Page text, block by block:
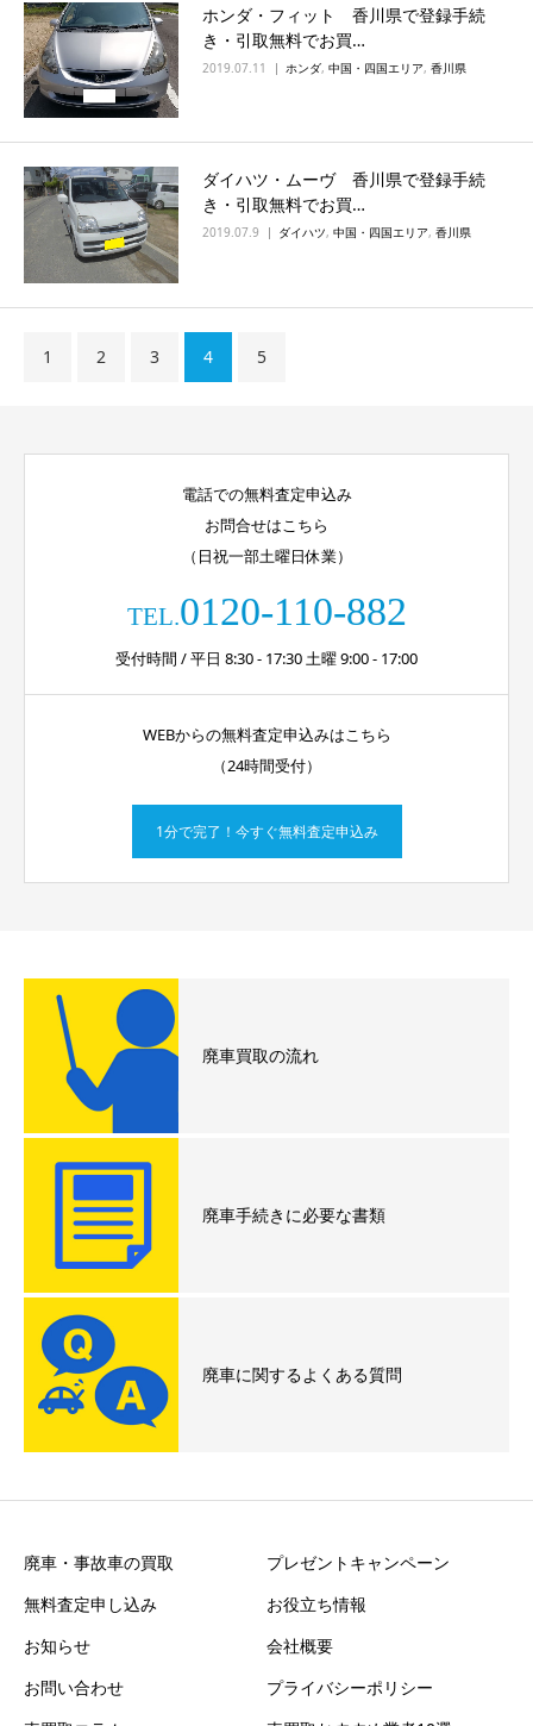
ホンダ・フィット 香川県で登録手続
き・引取無料でお買…
2019.07.11 ホンダ, 中国・四国エリア, 香川県
ダイハツ・ムーヴ 香川県で登録手続
き・引取無料でお買…
2019.07.9 ダイハツ, 中国・四国エリア, 香川県
1 2 3 4 5
電話での無料査定申込み
お問合せはこちら
（日祝一部土曜日休業）
TEL.0120-110-882
受付時間 / 平日 8:30 - 17:30 土曜 9:00 - 17:00
WEBからの無料査定申込みはこちら
（24時間受付）
1分で完了！今すぐ無料査定申込み
廃車買取の流れ
廃車手続きに必要な書類
廃車に関するよくある質問
廃車・事故車の買取
プレゼントキャンペーン
無料査定申し込み
お役立ち情報
お知らせ
会社概要
お問い合わせ
プライバシーポリシー